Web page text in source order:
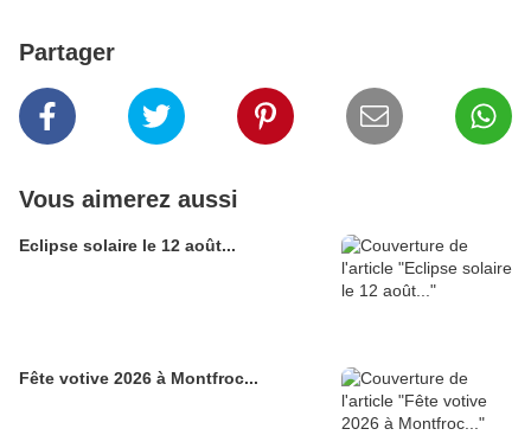
Partager
Vous aimerez aussi
Eclipse solaire le 12 août...
Fête votive 2026 à Montfroc...